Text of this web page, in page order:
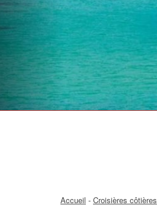
Accueil - Croisières côtières